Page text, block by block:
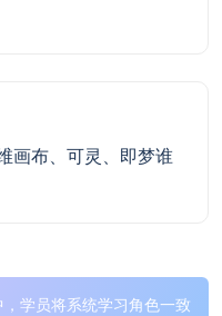
画布、可灵、即梦谁
学员将系统学习角色一致